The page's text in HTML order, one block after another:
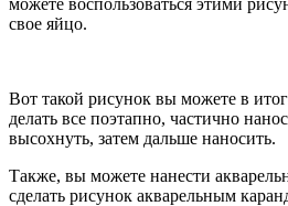
свое яйцо.
Вот такой рисунок вы можете в
делать все поэтапно, частично
высохнуть, затем дальше наносить.
Также, вы можете нанести
сделать рисунок акварельным